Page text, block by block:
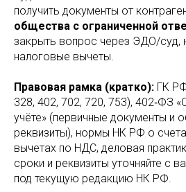
получить документы от
общества с ограниченной
закрыть вопрос через ЭДО/суд,
налоговые вычеты.
Правовая рамка (кратко): ГК
328, 402, 702, 720, 753), 402‑ФЗ
учёте» (первичные документы и
реквизиты), нормы НК РФ о
вычетах по НДС, деловая
сроки и реквизиты уточняйте с
под текущую редакцию НК РФ.